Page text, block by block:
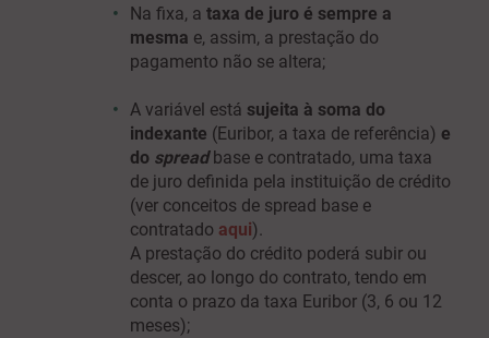
Na fixa, a taxa de juro é sempre a
mesma e, assim, a prestação do
pagamento não se altera;
A variável está sujeita à soma do
indexante (Euribor, a taxa de referência) e
do spread base e contratado, uma taxa
de juro definida pela instituição de crédito
(ver conceitos de spread base e
contratado aqui).
A prestação do crédito poderá subir ou
descer, ao longo do contrato, tendo em
conta o prazo da taxa Euribor (3, 6 ou 12
meses);